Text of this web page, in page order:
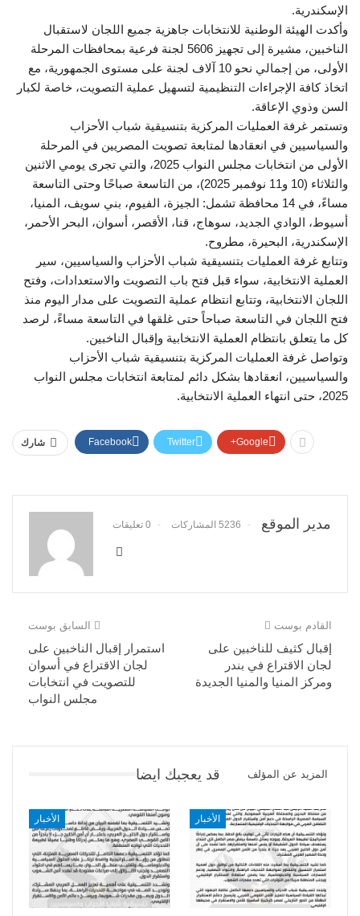
الإسكندرية.
وأكدت الهيئة الوطنية للانتخابات جاهزية جميع اللجان لاستقبال
الناخبين، مشيرة إلى تجهيز 5606 لجنة فرعية بمحافظات المرحلة
الأولى، من إجمالي نحو 10 آلاف لجنة على مستوى الجمهورية، مع
اتخاذ كافة الإجراءات التنظيمية لتسهيل عملية التصويت، خاصة لكبار
السن وذوي الإعاقة.
وتستمر غرفة العمليات المركزية بتنسيقية شباب الأحزاب
والسياسيين في انعقادها لمتابعة تصويت المصريين في المرحلة
الأولى من انتخابات مجلس النواب 2025، والتي تجرى يومي الاثنين
والثلاثاء (10 و11 نوفمبر 2025)، من التاسعة صباحًا وحتى التاسعة
مساءً، في 14 محافظة تشمل: الجيزة، الفيوم، بني سويف، المنيا،
أسيوط، الوادي الجديد، سوهاج، قنا، الأقصر، أسوان، البحر الأحمر،
الإسكندرية، البحيرة، مطروح.
وتتابع غرفة العمليات بتنسيقية شباب الأحزاب والسياسيين، سير
العملية الانتخابية، سواء قبل فتح باب التصويت والاستعدادات، وفتح
اللجان الانتخابية، وتتابع انتظام عملية التصويت على مدار اليوم منذ
فتح اللجان في التاسعة صباحاً حتى غلقها في التاسعة مساءً، لرصد
كل ما يتعلق بانتظام العملية الانتخابية وإقبال الناخبين.
وتواصل غرفة العمليات المركزية بتنسيقية شباب الأحزاب
والسياسيين، انعقادها بشكل دائم لمتابعة انتخابات مجلس النواب
2025، حتى انتهاء العملية الانتخابية.
شارك Facebook Twitter Google+
مدير الموقع 5236 المشاركات 0 تعليقات
السابق بوست
استمرار إقبال الناخبين على
لجان الاقتراع في أسوان
للتصويت في انتخابات
مجلس النواب
القادم بوست
إقبال كثيف للناخبين على
لجان الاقتراع في بندر
ومركز المنيا والمنيا الجديدة
قد يعجبك ايضا المزيد عن المؤلف
الأخبار الأخبار